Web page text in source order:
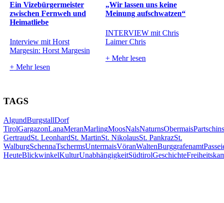
Ein Vizebürgermeister
zwischen Fernweh und
Heimatliebe
Interview mit Horst
Margesin: Horst Margesin
+Mehr lesen
„Wir lassen uns keine
Meinung aufschwatzen“
INTERVIEW mit Chris
Laimer Chris
+Mehr lesen
TAGS
AlgundBurgstallDorf
TirolGargazonLanaMeranMarlingMoosNalsNaturnsObermais
GertraudSt. LeonhardSt. MartinSt. NikolausSt. PankrazSt.
WalburgSchennaTschermsUntermaisVöranWaltenBurggrafenamt
HeuteBlickwinkelKulturUnabhängigkeitSüdtirolGeschichte